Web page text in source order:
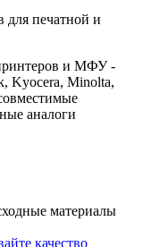
для печатной и
и МФУ -
Kyocera, Minolta,
аналоги
материалы